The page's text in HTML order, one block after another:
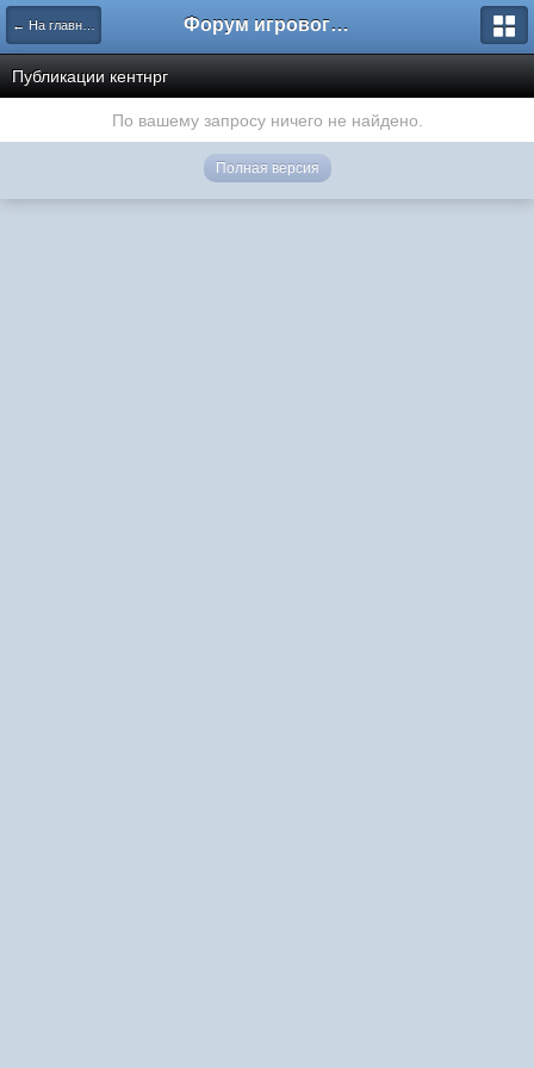
← На главную Форум игрового проекта Riverrise
Публикации кентнрг
По вашему запросу ничего не найдено.
Полная версия